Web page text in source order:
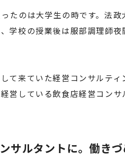
たのは大学生の時です。法
学校の授業後は服部調理師
て来ていた経営コンサルテ
営している飲食店経営コンサ
サルタントに。働きづ